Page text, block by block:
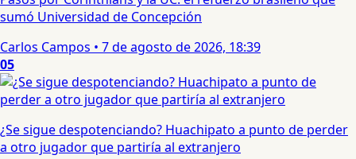
sumó Universidad de Concepción
Carlos Campos • 7 de agosto de 2026, 18:39
05
¿Se sigue despotenciando? Huachipato a punto de perder
a otro jugador que partiría al extranjero